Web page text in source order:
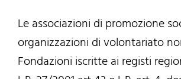
Le associazioni di promozione
organizzazioni di volontariato
Fondazioni iscritte ai registi